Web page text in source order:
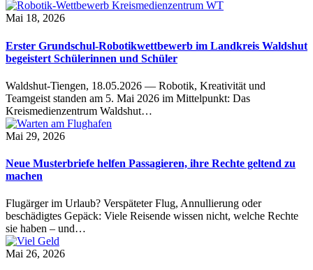
Mai 18, 2026
Erster Grundschul-Robotikwettbewerb im Landkreis Waldshut
begeistert Schülerinnen und Schüler
Waldshut-Tiengen, 18.05.2026 — Robotik, Kreativität und
Teamgeist standen am 5. Mai 2026 im Mittelpunkt: Das
Kreismedienzentrum Waldshut…
Mai 29, 2026
Neue Musterbriefe helfen Passagieren, ihre Rechte geltend zu
machen
Flugärger im Urlaub? Verspäteter Flug, Annullierung oder
beschädigtes Gepäck: Viele Reisende wissen nicht, welche Rechte
sie haben – und…
Mai 26, 2026